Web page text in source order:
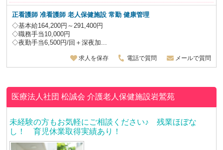
正看護師 准看護師 老人保健施設常勤 健康管理
◇基本給164,200円～291,400円
◇職務手当10,000円
◇夜勤手当6,500円/回＋深夜加...
求人を保存 電話で質問 メールで質問
医療法人社団 松誠会介護老人保健施設岩鷲苑
未経験の方もお気軽にご相談ください♪ 残業ほぼな
し！ 育児休業取得実績あり！